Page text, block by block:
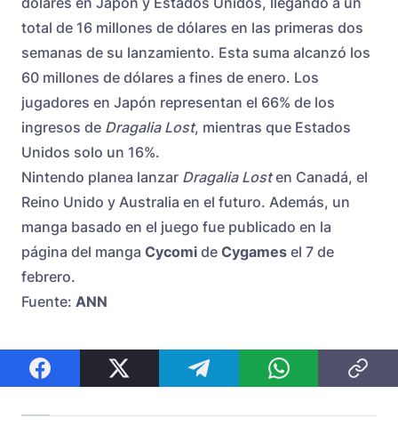
total de 16 millones de dólares en las primeras dos
semanas de su lanzamiento. Esta suma alcanzó los
60 millones de dólares a fines de enero. Los
jugadores en Japón representan el 66% de los
ingresos de Dragalia Lost, mientras que Estados
Unidos solo un 16%.
Nintendo planea lanzar Dragalia Losten Canadá, el
Reino Unido y Australia en el futuro. Además, un
manga basado en el juego fue publicado en la
página del manga Cycomi de Cygames el 7 de
febrero.
Fuente: ANN